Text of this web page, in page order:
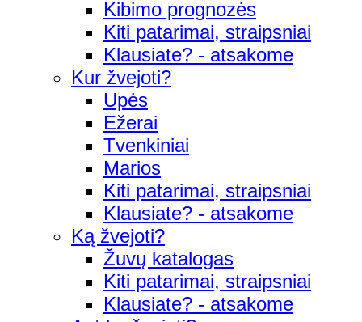
Kibimo prognozės
Kiti patarimai, straipsniai
Klausiate? - atsakome
Kur žvejoti?
Upės
Ežerai
Tvenkiniai
Marios
Kiti patarimai, straipsniai
Klausiate? - atsakome
Ką žvejoti?
Žuvų katalogas
Kiti patarimai, straipsniai
Klausiate? - atsakome